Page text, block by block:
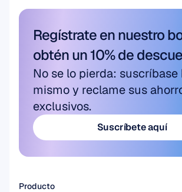
Regístrate en nuestro
obtén un 10% de
No se lo pierda: suscríbase
mismo y reclame sus
exclusivos.
Suscríbete aquí
Producto